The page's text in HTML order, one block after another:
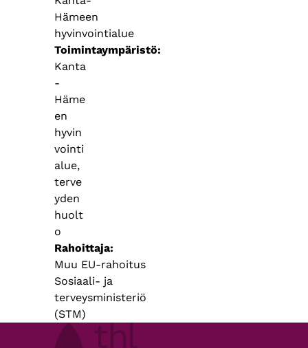
Hämeen
hyvinvointialue
Toimintaympäristö
Kanta
-
Häme
en
hyvin
vointi
alue,
terve
yden
huolt
o
Rahoittaja
Muu EU-rahoitus
Sosiaali- ja
terveysministeriö
(STM)